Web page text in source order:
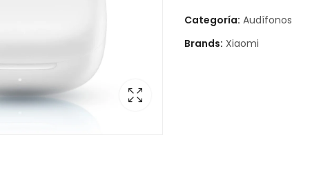
Categoría: Audífonos
Brands: Xiaomi